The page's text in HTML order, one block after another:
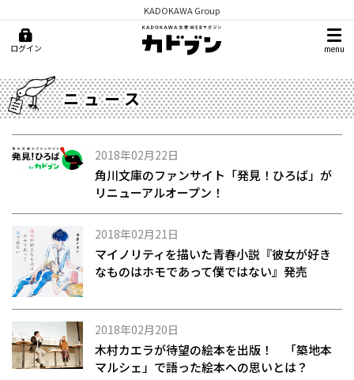
KADOKAWA Group
ログイン menu
ニュース
2018年02月22日
角川文庫のファンサイト「発見！ひろば」が
リニューアルオープン！
2018年02月21日
マイノリティを描いた青春小説『彼女が好き
なものはホモであって僕ではない』発売
2018年02月20日
木村カエラが待望の絵本を出版！ 「築地本
マルシェ」で語った絵本への思いとは？